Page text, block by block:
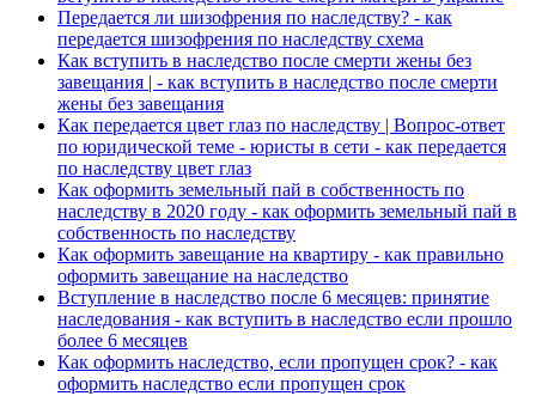
Передается ли шизофрения по наследству? - как
передается шизофрения по наследству схема
Как вступить в наследство после смерти жены без
завещания | - как вступить в наследство после смерти
жены без завещания
Как передается цвет глаз по наследству | Вопрос-ответ
по юридической теме - юристы в сети - как передается
по наследству цвет глаз
Как оформить земельный пай в собственность по
наследству в 2020 году - как оформить земельный пай в
собственность по наследству
Как оформить завещание на квартиру - как правильно
оформить завещание на наследство
Вступление в наследство после 6 месяцев: принятие
наследования - как вступить в наследство если прошло
более 6 месяцев
Как оформить наследство, если пропущен срок? - как
оформить наследство если пропущен срок